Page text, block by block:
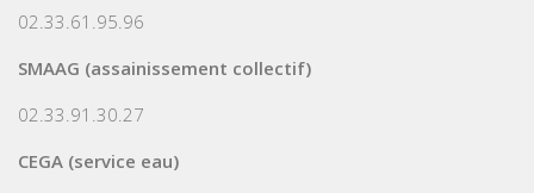
02.33.61.95.96
SMAAG (assainissement collectif)
02.33.91.30.27
CEGA (service eau)